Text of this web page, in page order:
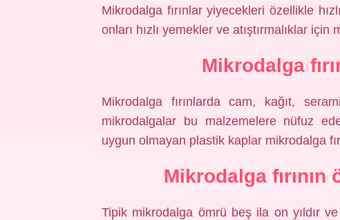
Mikrodalga fırınlar yiyecekleri özellikle
onları hızlı yemekler ve atıştırmalıklar
Mikrodalga
Mikrodalga fırınlarda cam, kağıt,
mikrodalgalar bu malzemelere nüfuz
uygun olmayan plastik kaplar mikrodalga
Mikrodalga fırının
Tipik mikrodalga ömrü beş ila on yıldır